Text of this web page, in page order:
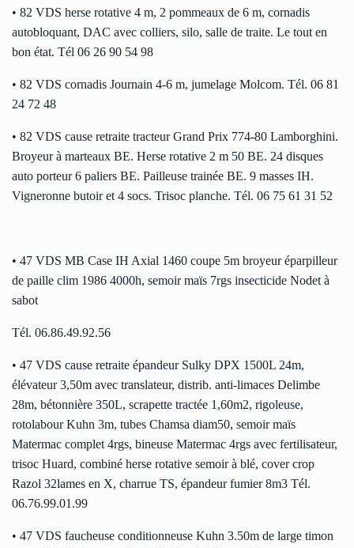
• 82 VDS herse rotative 4 m, 2 pommeaux de 6 m, cornadis
autobloquant, DAC avec colliers, silo, salle de traite. Le tout en
bon état. Tél 06 26 90 54 98
• 82 VDS cornadis Journain 4-6 m, jumelage Molcom. Tél. 06 81
24 72 48
• 82 VDS cause retraite tracteur Grand Prix 774-80 Lamborghini.
Broyeur à marteaux BE. Herse rotative 2 m 50 BE. 24 disques
auto porteur 6 paliers BE. Pailleuse trainée BE. 9 masses IH.
Vigneronne butoir et 4 socs. Trisoc planche. Tél. 06 75 61 31 52
• 47 VDS MB Case IH Axial 1460 coupe 5m broyeur éparpilleur
de paille clim 1986 4000h, semoir maïs 7rgs insecticide Nodet à
sabot
Tél. 06.86.49.92.56
• 47 VDS cause retraite épandeur Sulky DPX 1500L 24m,
élévateur 3,50m avec translateur, distrib. anti-limaces Delimbe
28m, bétonnière 350L, scrapette tractée 1,60m2, rigoleuse,
rotolabour Kuhn 3m, tubes Chamsa diam50, semoir maïs
Matermac complet 4rgs, bineuse Matermac 4rgs avec fertilisateur,
trisoc Huard, combiné herse rotative semoir à blé, cover crop
Razol 32lames en X, charrue TS, épandeur fumier 8m3 Tél.
06.76.99.01.99
• 47 VDS faucheuse conditionneuse Kuhn 3.50m de large timon